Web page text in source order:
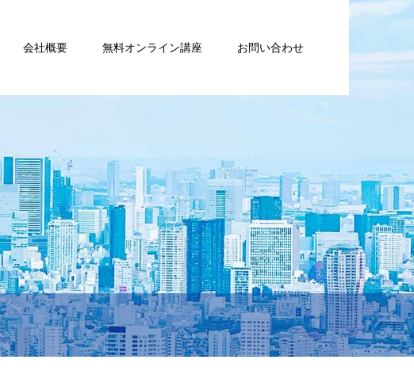
会社概要 無料オンライン講座 お問い合わせ